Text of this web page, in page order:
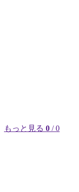
もっと見る 0 / 0